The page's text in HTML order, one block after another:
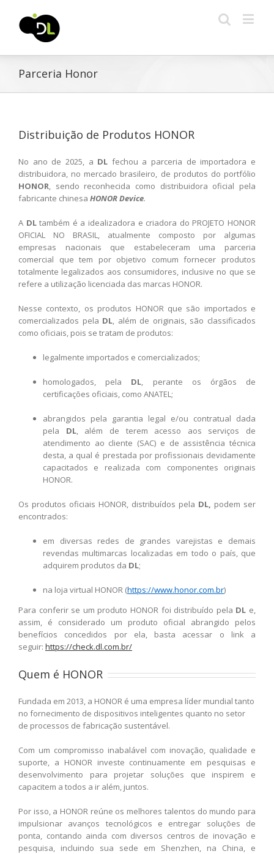
Parceria Honor
Distribuição de Produtos HONOR
No ano de 2025, a DL fechou a parceria de importadora e
distribuidora, no mercado brasileiro, de produtos do portfólio
HONOR, sendo reconhecida como distribuidora oficial pela
fabricante chinesa HONOR Device.
A DLtambém é a idealizadora e criadora do PROJETO HONOR
OFICIAL NO BRASIL, atualmente composto por algumas
empresas nacionais que estabeleceram uma parceria
comercial que tem por objetivo comum fornecer produtos
totalmente legalizados aos consumidores, inclusive no que se
refere a utilização licenciada das marcas HONOR.
Nesse contexto, os produtos HONOR que são importados e
comercializados pela DL, além de originais, são classificados
como oficiais, pois se tratam de produtos:
legalmente importados e comercializados;
homologados, pela DL, perante os órgãos de
certificações oficiais, como ANATEL;
abrangidos pela garantia legal e/ou contratual dada
pela DL, além de terem acesso aos serviços de
atendimento ao cliente (SAC) e de assistência técnica
desta, a qual é prestada por profissionais devidamente
capacitados e realizada com componentes originais
HONOR.
Os produtos oficiais HONOR, distribuídos pela DL, podem ser
encontrados:
em diversas redes de grandes varejistas e demais
revendas multimarcas localizadas em todo o país, que
adquirem produtos da DL;
na loja virtual HONOR (https://www.honor.com.br)
Para conferir se um produto HONOR foi distribuído pela DL e,
assim, é considerado um produto oficial abrangido pelos
benefícios concedidos por ela, basta acessar o link a
seguir: https://check.dl.com.br/
Quem é HONOR
Fundada em 2013, a HONOR é uma empresa líder mundial tanto
no fornecimento de dispositivos inteligentes quanto no setor
de processos de fabricação sustentável.
Com um compromisso inabalável com inovação, qualidade e
suporte, a HONOR investe continuamente em pesquisas e
desenvolvimento para projetar soluções que inspirem e
capacitem a todos a ir além, juntos.
Por isso, a HONOR reúne os melhores talentos do mundo para
impulsionar avanços tecnológicos e entregar soluções de
ponta, contando ainda com diversos centros de inovação e
pesquisa, incluindo sua sede em Shenzhen, na China, e